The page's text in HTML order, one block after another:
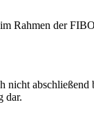
Rahmen der
nicht abschließend
dar.